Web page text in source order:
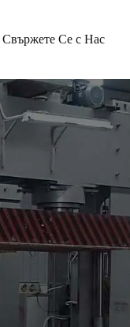
Свържете Се с Нас